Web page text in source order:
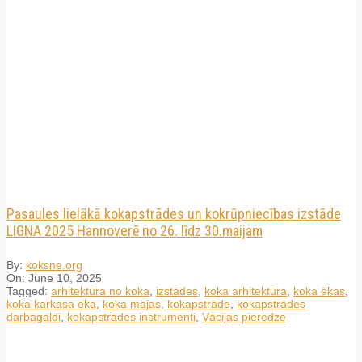
Pasaules lielākā kokapstrādes un kokrūpniecības izstāde
LIGNA 2025 Hannoverē no 26. līdz 30.maijam
By: koksne.org
On: June 10, 2025
Tagged: arhitektūra no koka izstādes koka arhitektūra koka ēkas
koka karkasa ēka
koka mājas kokapstrāde kokapstrādes
darbagaldi kokapstrādes instrumenti Vācijas pieredze